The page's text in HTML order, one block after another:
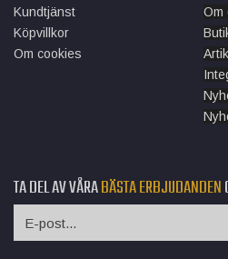
Kundtjänst
Köpvillkor
Om cookies
Om
TA DEL AV VÅRABÄSTA ERBJUDANDEN